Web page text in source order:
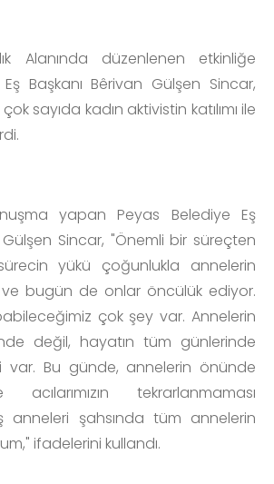
Alanında düzenlenen etkinliğe
Başkanı Bêrivan Gülşen Sincar,
sayıda kadın aktivistin katılımı ile
yapan Peyas Belediye Eş
Gülşen Sincar, "Önemli bir süreçten
yükü çoğunlukla annelerin
ve bugün de onlar öncülük ediyor.
çok şey var. Annelerin
değil, hayatın tüm günlerinde
var. Bu günde, annelerin önünde
tekrarlanmaması
anneleri şahsında tüm annelerin
ifadelerini kullandı.